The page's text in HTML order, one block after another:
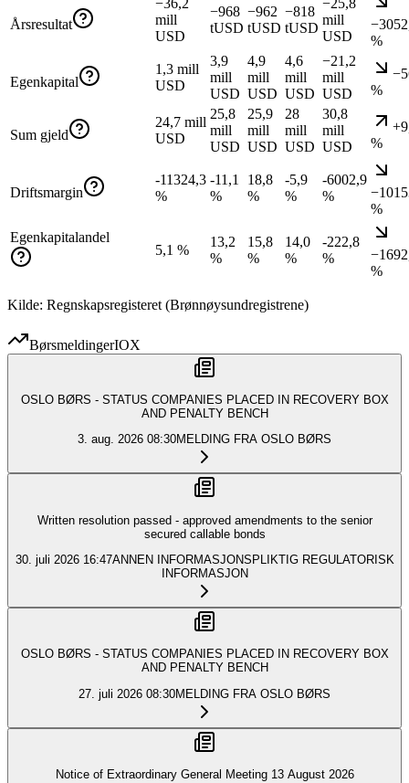
Årsresultat
mill
USD
−968
tUSD
−962
tUSD
−818
tUSD
mill
USD
%
Egenkapital
1,3 mill
USD
3,9
mill
USD
4,9
mill
USD
4,6
mill
USD
−21,2
mill
USD
%
Sum gjeld
24,7 mill
USD
25,8
mill
USD
25,9
mill
USD
28
mill
USD
30,8
mill
USD
%
Driftsmargin
-11324,3
%
-11,1
%
18,8
%
-5,9
%
-6002,9
%
%
Egenkapitalandel
5,1 %
13,2
%
15,8
%
14,0
%
-222,8
%
%
Kilde: Regnskapsregisteret (Brønnøysundregistrene)
BørsmeldingerIOX
OSLO BØRS - STATUS COMPANIES PLACED IN RECOVERY BOX
AND PENALTY BENCH
3. aug. 2026 08:30MELDING FRA OSLO BØRS
Written resolution passed - approved amendments to the senior
secured callable bonds
30. juli 2026 16:47ANNEN INFORMASJONSPLIKTIG REGULATORISK
INFORMASJON
OSLO BØRS - STATUS COMPANIES PLACED IN RECOVERY BOX
AND PENALTY BENCH
27. juli 2026 08:30MELDING FRA OSLO BØRS
Notice of Extraordinary General Meeting 13 August 2026